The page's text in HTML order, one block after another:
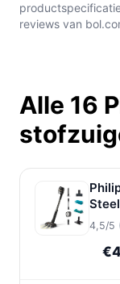
reviews van
Alle 16
4,5/5